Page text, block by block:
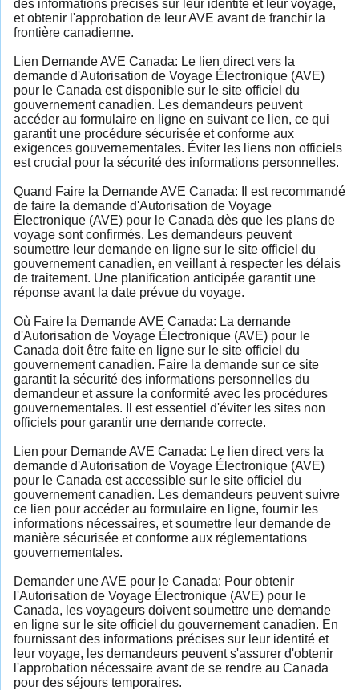
des informations précises sur leur identité et leur voyage,
et obtenir l'approbation de leur AVE avant de franchir la
frontière canadienne.
Lien Demande AVE Canada: Le lien direct vers la
demande d'Autorisation de Voyage Électronique (AVE)
pour le Canada est disponible sur le site officiel du
gouvernement canadien. Les demandeurs peuvent
accéder au formulaire en ligne en suivant ce lien, ce qui
garantit une procédure sécurisée et conforme aux
exigences gouvernementales. Éviter les liens non officiels
est crucial pour la sécurité des informations personnelles.
Quand Faire la Demande AVE Canada: Il est recommandé
de faire la demande d'Autorisation de Voyage
Électronique (AVE) pour le Canada dès que les plans de
voyage sont confirmés. Les demandeurs peuvent
soumettre leur demande en ligne sur le site officiel du
gouvernement canadien, en veillant à respecter les délais
de traitement. Une planification anticipée garantit une
réponse avant la date prévue du voyage.
Où Faire la Demande AVE Canada: La demande
d'Autorisation de Voyage Électronique (AVE) pour le
Canada doit être faite en ligne sur le site officiel du
gouvernement canadien. Faire la demande sur ce site
garantit la sécurité des informations personnelles du
demandeur et assure la conformité avec les procédures
gouvernementales. Il est essentiel d'éviter les sites non
officiels pour garantir une demande correcte.
Lien pour Demande AVE Canada: Le lien direct vers la
demande d'Autorisation de Voyage Électronique (AVE)
pour le Canada est accessible sur le site officiel du
gouvernement canadien. Les demandeurs peuvent suivre
ce lien pour accéder au formulaire en ligne, fournir les
informations nécessaires, et soumettre leur demande de
manière sécurisée et conforme aux réglementations
gouvernementales.
Demander une AVE pour le Canada: Pour obtenir
l'Autorisation de Voyage Électronique (AVE) pour le
Canada, les voyageurs doivent soumettre une demande
en ligne sur le site officiel du gouvernement canadien. En
fournissant des informations précises sur leur identité et
leur voyage, les demandeurs peuvent s'assurer d'obtenir
l'approbation nécessaire avant de se rendre au Canada
pour des séjours temporaires.